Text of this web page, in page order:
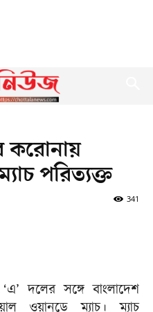
করোনায়
পরিত্যক্ত
341
‘এ’ দলের সঙ্গে বাংলাদেশ
ওয়ানডে ম্যাচ। ম্যাচ